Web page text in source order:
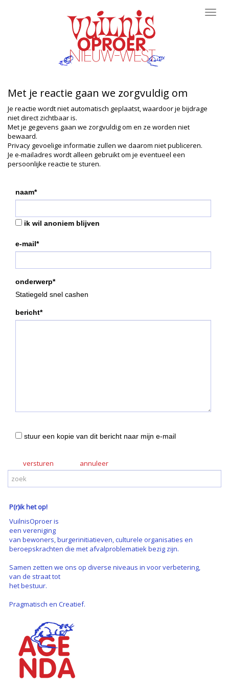
Met je reactie gaan we zorgvuldig om
Je reactie wordt niet automatisch geplaatst, waardoor je bijdrage
niet direct zichtbaar is.
Met je gegevens gaan we zorgvuldig om en ze worden niet
bewaard.
Privacy gevoelige informatie zullen we daarom niet publiceren.
Je e-mailadres wordt alleen gebruikt om je eventueel een
persoonlijke reactie te sturen.
naam*
ik wil anoniem blijven
e-mail*
onderwerp*
Statiegeld snel cashen
bericht*
stuur een kopie van dit bericht naar mijn e-mail
versturen
P(r)ik het op!
VuilnisOproer is
een vereniging
van bewoners, burgerinitiatieven, culturele organisaties en
beroepskrachten die met afvalproblematiek bezig zijn.
Samen zetten we ons op diverse niveaus in voor verbetering,
van de straat tot
het bestuur.
Pragmatisch en Creatief.